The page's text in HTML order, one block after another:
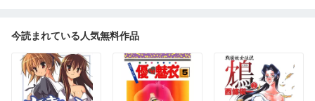
今読まれている人気無料作品